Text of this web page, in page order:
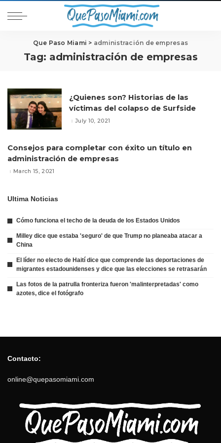
Que Paso Miami > administración de empresas
Tag: administración de empresas
¿Quienes son? Historias de las
víctimas del colapso de Surfside
July 10, 2021
Consejos para completar con éxito un título en
administración de empresas
March 15, 2021
Ultima Noticias
Cómo funciona el techo de la deuda de los Estados Unidos
Milley dice que estaba 'seguro' de que Trump no planeaba atacar a
China
El líder no electo de Haití dice que comprende las deportaciones de
migrantes estadounidenses y dice que las elecciones se retrasarán
Las fotos de la patrulla fronteriza fueron 'malinterpretadas' como
azotes, dice el fotógrafo
Contacto:
online@quepasomiami.com